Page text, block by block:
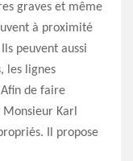
graves et même
à proximité
peuvent aussi
les lignes
de faire
Karl
Il propose